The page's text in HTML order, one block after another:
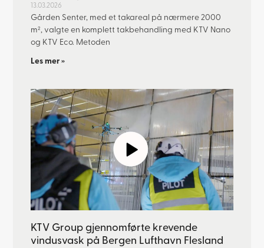
13.03.2026
Gården Senter, med et takareal på nærmere 2000
m², valgte en komplett takbehandling med KTV Nano
og KTV Eco. Metoden
Les mer »
KTV Group gjennomførte krevende
vindusvask på Bergen Lufthavn Flesland